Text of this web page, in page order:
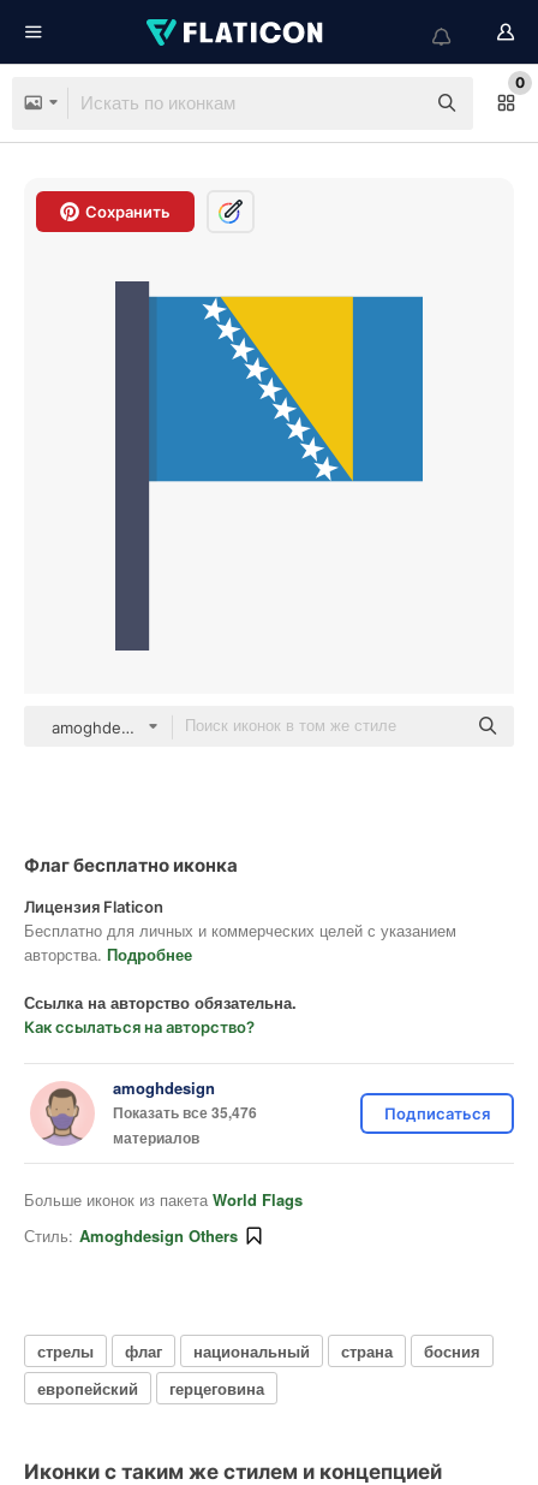
0
Сохранить
amoghdesign Others
Флаг бесплатно иконка
Лицензия Flaticon
Бесплатно для личных и коммерческих целей с указанием
авторства. Подробнее
Ссылка на авторство обязательна.
Как ссылаться на авторство?
amoghdesign
Показать все 35,476
материалов
Подписаться
Больше иконок из пакета World Flags
Стиль: Amoghdesign Others
стрелы флаг национальный страна
босния
европейский
герцеговина
Иконки с таким же стилем и концепцией